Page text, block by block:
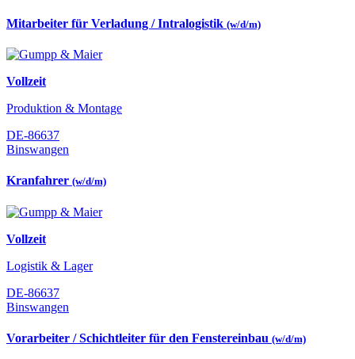
Mitarbeiter für Verladung / Intralogistik (w/d/m)
Vollzeit
Produktion & Montage
DE-86637
Binswangen
Kranfahrer (w/d/m)
Vollzeit
Logistik & Lager
DE-86637
Binswangen
Vorarbeiter / Schichtleiter für den Fenstereinbau (w/d/m)